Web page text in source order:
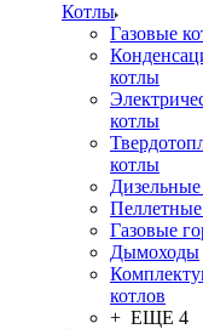
Котлы
Газовые
котлы
котлы
котлы
Газовые
Дымоходы
котлов
+ ЕЩЕ 4